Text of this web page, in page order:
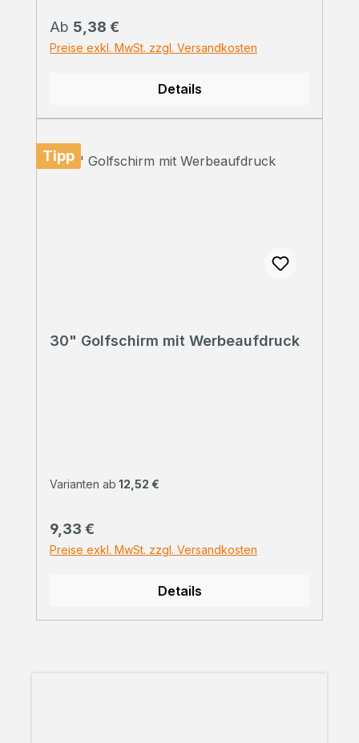
Regulärer Preis:
Ab 5,38 €
Preise exkl. MwSt. zzgl. Versandkosten
Details
Tipp
30" Golfschirm mit Werbeaufdruck
Varianten ab 12,52 €
Regulärer Preis:
9,33 €
Preise exkl. MwSt. zzgl. Versandkosten
Details